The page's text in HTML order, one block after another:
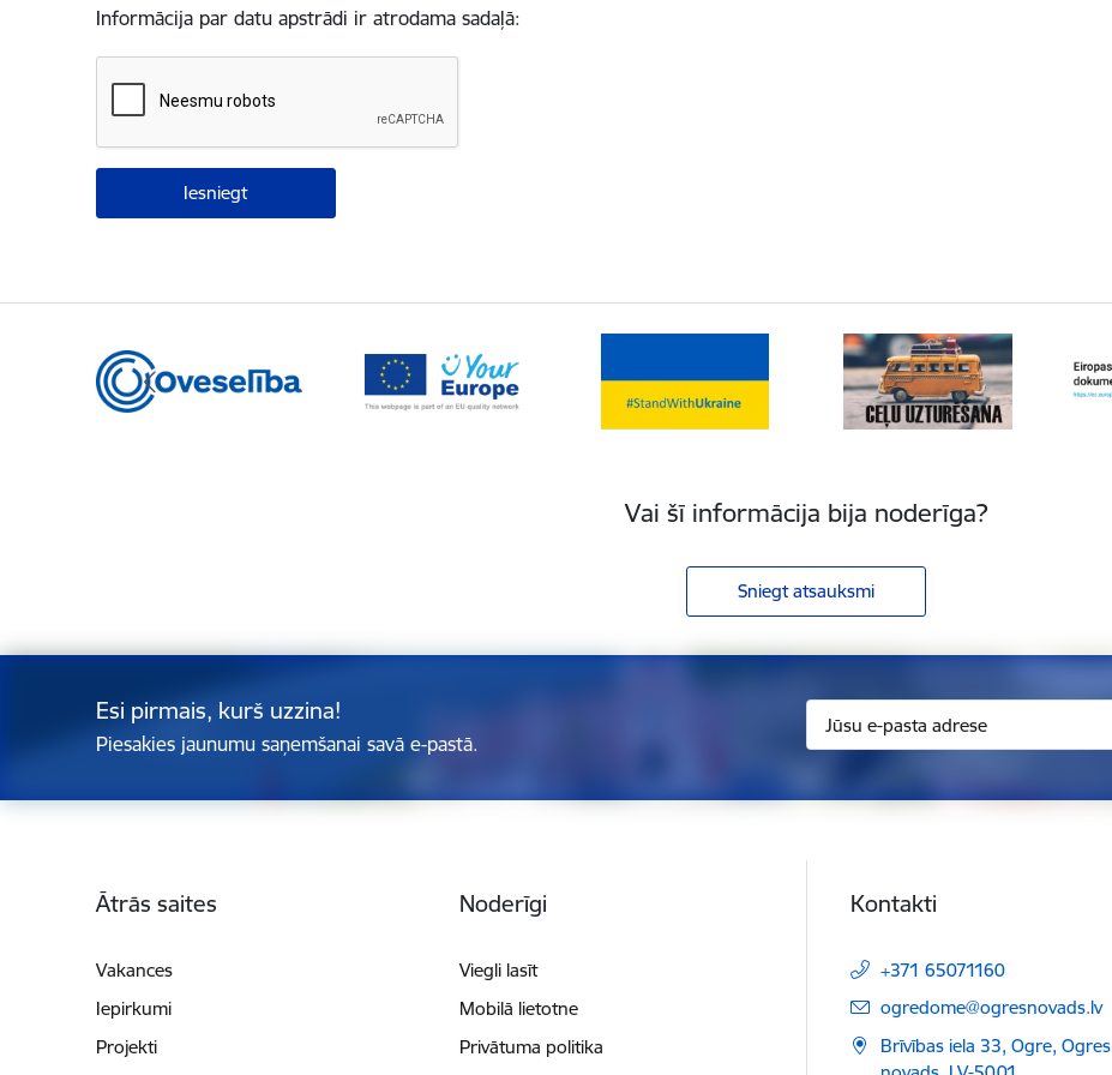
Informācija par datu apstrādi ir atrodama sadaļā:
Vai šī informācija bija noderīga?
Sniegt atsauksmi
Esi pirmais, kurš uzzina!
Piesakies jaunumu saņemšanai savā e-pastā.
Ātrās saites
Vakances
Iepirkumi
Projekti
Noderīgi
Viegli lasīt
Mobilā lietotne
Privātuma politika
Kontakti
+371 65071160
E-pasts:
ogredome@ogresnovads.lv
Brīvības iela 33, Ogre, Ogres